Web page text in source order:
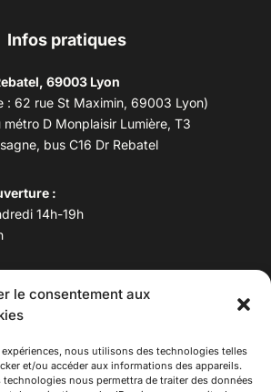
le consentement aux
nous utilisons des technologies telles
et/ou accéder aux informations des appareils.
technologies nous permettra de traiter des données
Infos pratiques
69003 Lyon
: 62 rue St Maximin, 69003 Lyon)
D Monplaisir Lumière, T3
bus C16 Dr Rebatel
:
14h-19h
78 53 06 40